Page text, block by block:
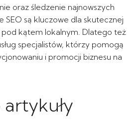
oraz śledzenie najnowszych
SEO są kluczowe dla skutecznej
kątem lokalnym. Dlatego też
specjalistów, którzy pomogą
i promocji biznesu na